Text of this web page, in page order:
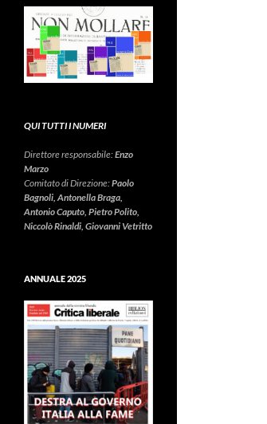
QUI TUTTI I NUMERI
Direttore responsabile:Enzo
Marzo
Comitato di Direzione:Paolo
Bagnoli, Antonella Braga,
Antonio Caputo, Pietro Polito,
Niccolò Rinaldi, Giovanni Vetritto
ANNUALE 2025